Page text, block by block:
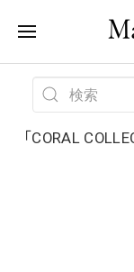
「CORAL